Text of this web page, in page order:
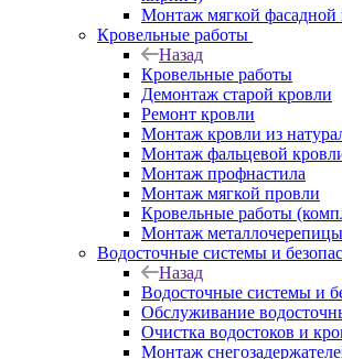
Монтаж мягкой фасадной
Кровельные работы
Назад
Кровельные работы
Демонтаж старой кровли
Ремонт кровли
Монтаж кровли из
Монтаж фальцевой
Монтаж профнастила
Монтаж мягкой провли
Кровельные работы
Монтаж металлочерепицы
Водосточные системы и
Назад
Водосточные системы и
Обслуживание
Очистка водостоков и
Монтаж